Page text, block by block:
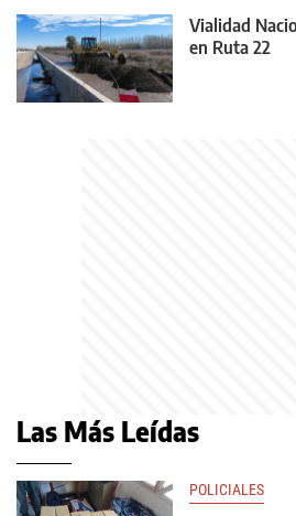
Vialidad
en Ruta 22
Las Más Leídas
POLICIALES